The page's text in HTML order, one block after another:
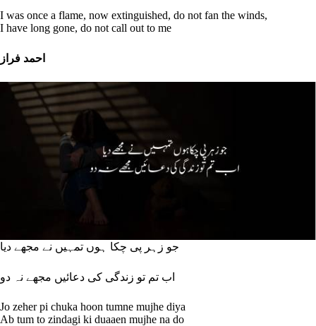
I was once a flame, now extinguished, do not fan the winds,
I have long gone, do not call out to me
احمد فراز
جو زہر پی چکا ہوں تمہیں نے مجھے دیا
اب تم تو زندگی کی دعائیں مجھے نہ دو
Jo zeher pi chuka hoon tumne mujhe diya
Ab tum to zindagi ki duaaen mujhe na do